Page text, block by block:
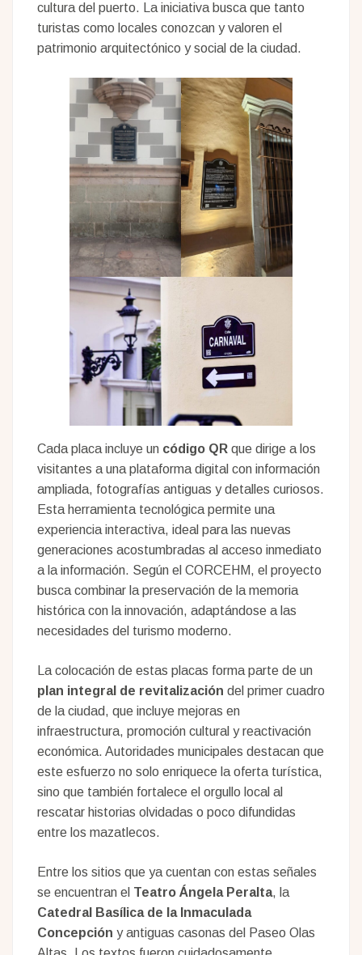
cultura del puerto. La iniciativa busca que tanto
turistas como locales conozcan y valoren el
patrimonio arquitectónico y social de la ciudad.
Cada placa incluye un código QR que dirige a los
visitantes a una plataforma digital con información
ampliada, fotografías antiguas y detalles curiosos.
Esta herramienta tecnológica permite una
experiencia interactiva, ideal para las nuevas
generaciones acostumbradas al acceso inmediato
a la información. Según el CORCEHM, el proyecto
busca combinar la preservación de la memoria
histórica con la innovación, adaptándose a las
necesidades del turismo moderno.
La colocación de estas placas forma parte de un
plan integral de revitalización del primer cuadro
de la ciudad, que incluye mejoras en
infraestructura, promoción cultural y reactivación
económica. Autoridades municipales destacan que
este esfuerzo no solo enriquece la oferta turística,
sino que también fortalece el orgullo local al
rescatar historias olvidadas o poco difundidas
entre los mazatlecos.
Entre los sitios que ya cuentan con estas señales
se encuentran el Teatro Ángela Peralta, la
Catedral Basílica de la Inmaculada
Concepción y antiguas casonas del Paseo Olas